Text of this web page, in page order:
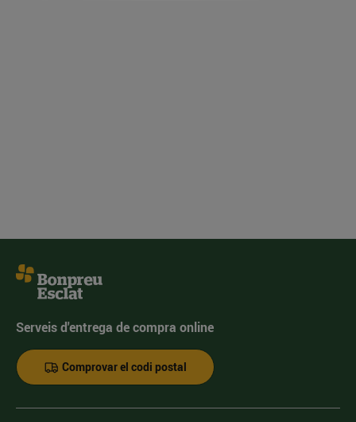
Serveis d'entrega de compra online
Comprovar el codi postal